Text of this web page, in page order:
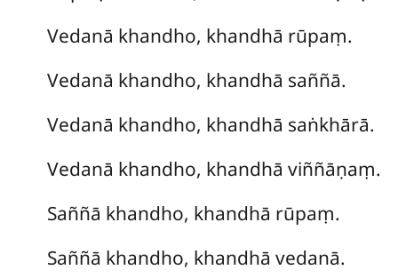
Vedanā khandho, khandhā rūpaṃ.
Vedanā khandho, khandhā saññā.
Vedanā khandho, khandhā saṅkhārā.
Vedanā khandho, khandhā viññāṇaṃ.
Saññā khandho, khandhā rūpaṃ.
Saññā khandho, khandhā vedanā.